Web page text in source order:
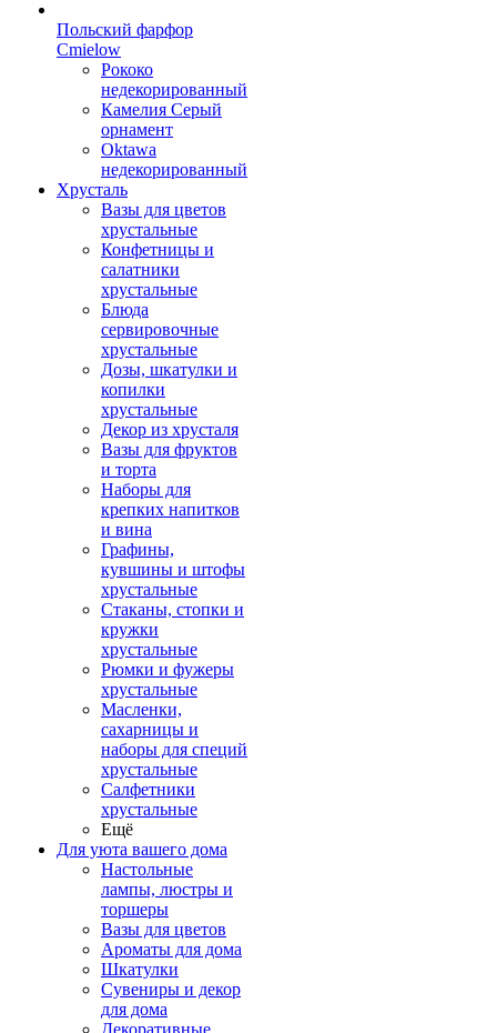
Польский фарфор
Сmielow
Рококо
недекорированный
Камелия Серый
орнамент
Oktawa
недекорированный
Хрусталь
Вазы для цветов
хрустальные
Конфетницы и
салатники
хрустальные
Блюда
сервировочные
хрустальные
Дозы, шкатулки и
копилки
хрустальные
Декор из хрусталя
Вазы для фруктов
и торта
Наборы для
крепких напитков
и вина
Графины,
кувшины и штофы
хрустальные
Стаканы, стопки и
кружки
хрустальные
Рюмки и фужеры
хрустальные
Масленки,
сахарницы и
наборы для специй
хрустальные
Салфетники
хрустальные
Ещё
Для уюта вашего дома
Настольные
лампы, люстры и
торшеры
Вазы для цветов
Ароматы для дома
Шкатулки
Сувениры и декор
для дома
Декоративные